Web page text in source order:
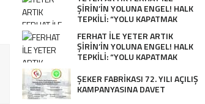
ŞİRİN’İN YOLUNA ENGEL! HALK
TEPKİLİ: “YOLU KAPATMAK
ÇÖZÜM DEĞİL, GÖREVİNİ YAP!”
FERHAT İLE YETER ARTIK
ŞİRİN’İN YOLUNA ENGEL! HALK
TEPKİLİ: “YOLU KAPATMAK
ŞEKER FABRİKASI 72. YILI AÇILIŞ
KAMPANYASINA DAVET